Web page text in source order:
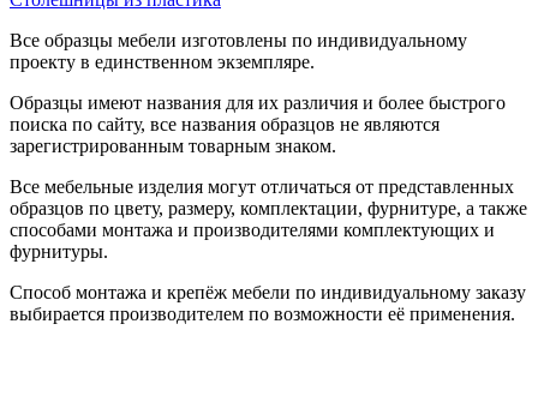
Все образцы мебели изготовлены по индивидуальному
проекту в единственном экземпляре.
Образцы имеют названия для их различия и более быстрого
поиска по сайту, все названия образцов не являются
зарегистрированным товарным знаком.
Все мебельные изделия могут отличаться от представленных
образцов по цвету, размеру, комплектации, фурнитуре, а также
способами монтажа и производителями комплектующих и
фурнитуры.
Способ монтажа и крепёж мебели по индивидуальному заказу
выбирается производителем по возможности её применения.